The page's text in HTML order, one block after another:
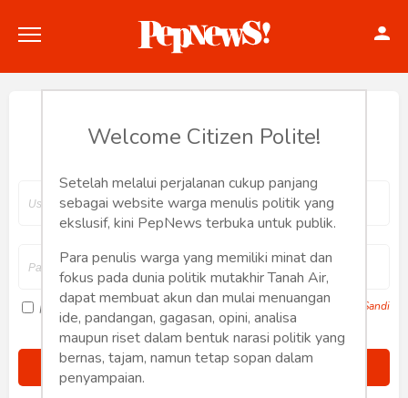
Politik
Hankam
Internasional
Bisnis
Hey, Welcome back.
Ingat saya Lupa Sandi
Welcome Citizen Polite!
Setelah melalui perjalanan cukup panjang
sebagai website warga menulis politik yang
ekslusif, kini PepNews terbuka untuk publik.
Para penulis warga yang memiliki minat dan
fokus pada dunia politik mutakhir Tanah Air,
dapat membuat akun dan mulai menuangan
ide, pandangan, gagasan, opini, analisa
maupun riset dalam bentuk narasi politik yang
bernas, tajam, namun tetap sopan dalam
penyampaian.